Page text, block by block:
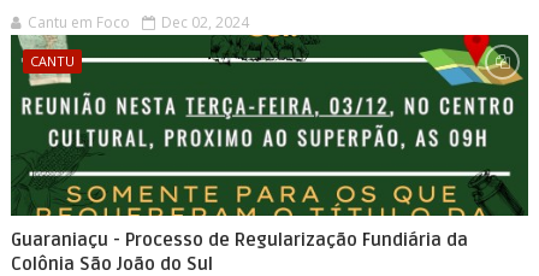
Cantu em Foco Dec 02, 2024
CANTU
Guaraniaçu - Processo de Regularização Fundiária da
Colônia São João do Sul